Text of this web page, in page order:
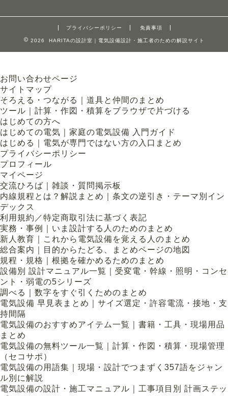
プライバシーポリシー 免責事項
2026 HARITAの設計室｜電気設備設計・施工者のための解説サイト
お問い合わせページ
サイトマップ
そろえる・つながる｜道具と仲間のまとめ
ツール｜計算・作図・積算をブラウザで片づける
はじめての方へ
はじめての電気｜家庭の電気設備 入門ガイド
はじめる｜電気が専門ではない方の入口まとめ
プライバシーポリシー
プロフィール
マイページ
交流ひろば｜雑談・質問掲示板
内線規程とは？解説まとめ｜条文の逆引き・テーマ別イン
デックス
利用規約／特定商取引法に基づく表記
実務・事例｜いま設計する人のためのまとめ
新人教育｜これから電気設備を覚える人のまとめ
総合案内｜目的からたどる、まとめページの地図
規程・規格｜根拠を確かめるためのまとめ
設備別 設計マニュアル一覧｜受変電・幹線・照明・コンセ
ント・弱電の5シリーズ
調べる｜数字をすぐ引くためのまとめ
電気設備 早見表まとめ｜サイズ選定・許容電流・接地・支
持間隔
電気設備のおすすめアイテム一覧｜書籍・工具・現場用品
まとめ
電気設備の無料ツール一覧｜計算・作図・積算・現場管理
（セコサポ）
電気設備の用語集｜現場・設計でつまずく357語をジャン
ル別に解説
電気設備の設計・施工マニュアル｜工事項目別 計画ステッ